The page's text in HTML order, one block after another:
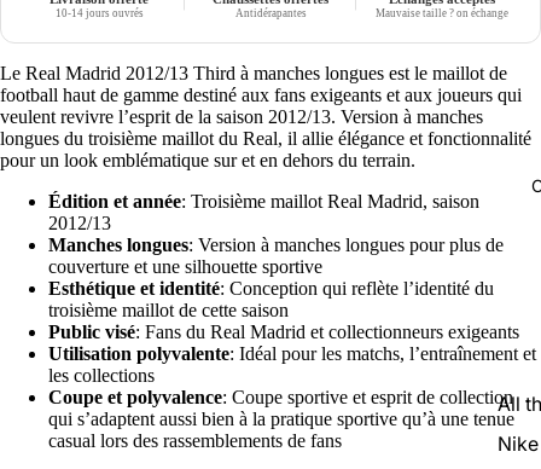
All
Nike
10-14 jours ouvrés Antidérapantes Mauvaise taille ? on échange
Le Real Madrid 2012/13 Third à manches longues est le maillot de
football haut de gamme destiné aux fans exigeants et aux joueurs qui
veulent revivre l’esprit de la saison 2012/13. Version à manches
longues du troisième maillot du Real, il allie élégance et fonctionnalité
pour un look emblématique sur et en dehors du terrain.
Édition et année: Troisième maillot Real Madrid, saison
2012/13
Manches longues: Version à manches longues pour plus de
couverture et une silhouette sportive
Esthétique et identité: Conception qui reflète l’identité du
troisième maillot de cette saison
Public visé: Fans du Real Madrid et collectionneurs exigeants
Utilisation polyvalente: Idéal pour les matchs, l’entraînement et
les collections
Coupe et polyvalence: Coupe sportive et esprit de collection
qui s’adaptent aussi bien à la pratique sportive qu’à une tenue
casual lors des rassemblements de fans